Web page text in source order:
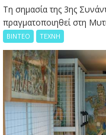
Τη σημασία της 3ης
πραγματοποιηθεί στη
ΒΙΝΤΕΟ ΤΕΧΝΗ